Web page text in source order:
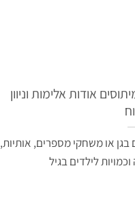
אודות אלימות וניוון
או משחקי מספרים, אותיות,